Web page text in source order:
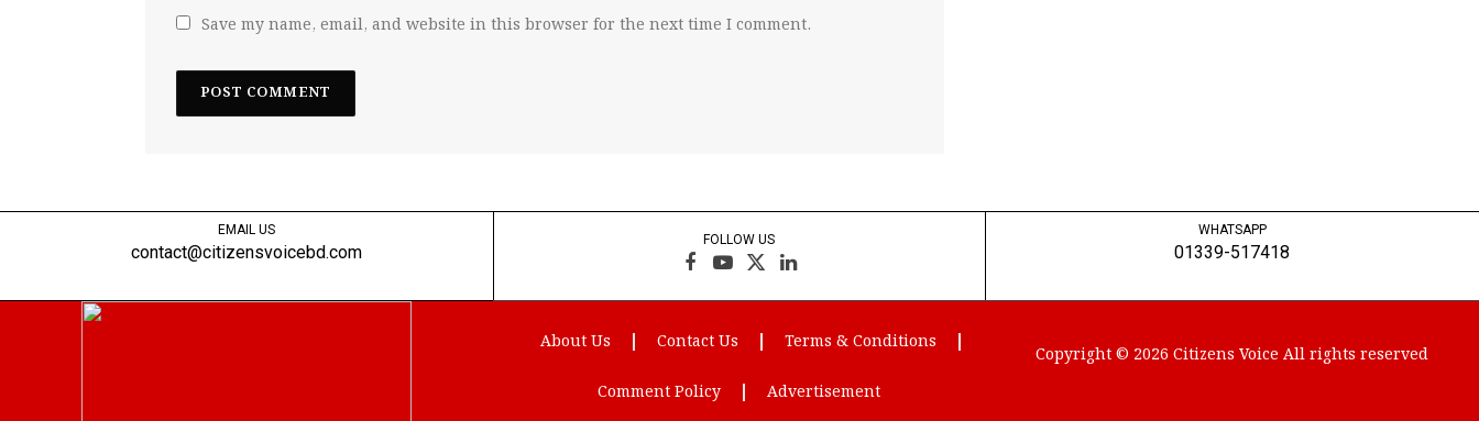
Save my name, email, and website in this browser for the next time I comment.
EMAIL US
contact@citizensvoicebd.com
FOLLOW US
Facebook
YouTube
X
(Twitter)
LinkedIn
About Us Contact Us Terms & Conditions
Comment Policy Advertisement
WHATSAPP
01339-517418
Copyright © 2026 Citizens Voice All rights reserved